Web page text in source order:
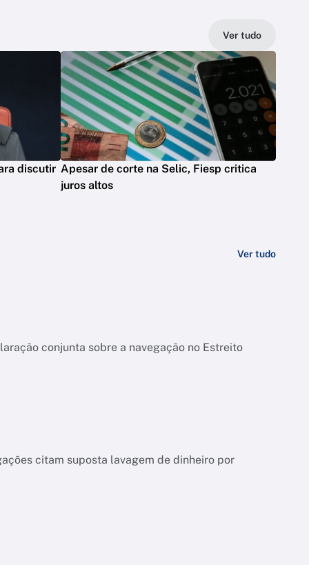
Ver tudo
discutir Apesar de corte na Selic, Fiesp critica
juros altos
Ver tudo
conjunta sobre a navegação no Estreito
citam suposta lavagem de dinheiro por